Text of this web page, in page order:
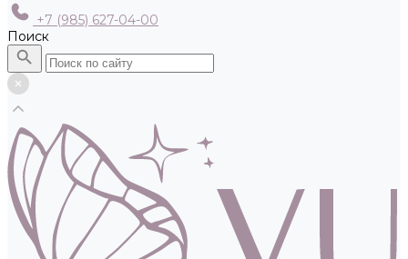
+7 (985) 627-04-00
Поиск